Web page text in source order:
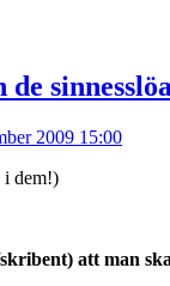
2009 15:00
i dem!)
att man